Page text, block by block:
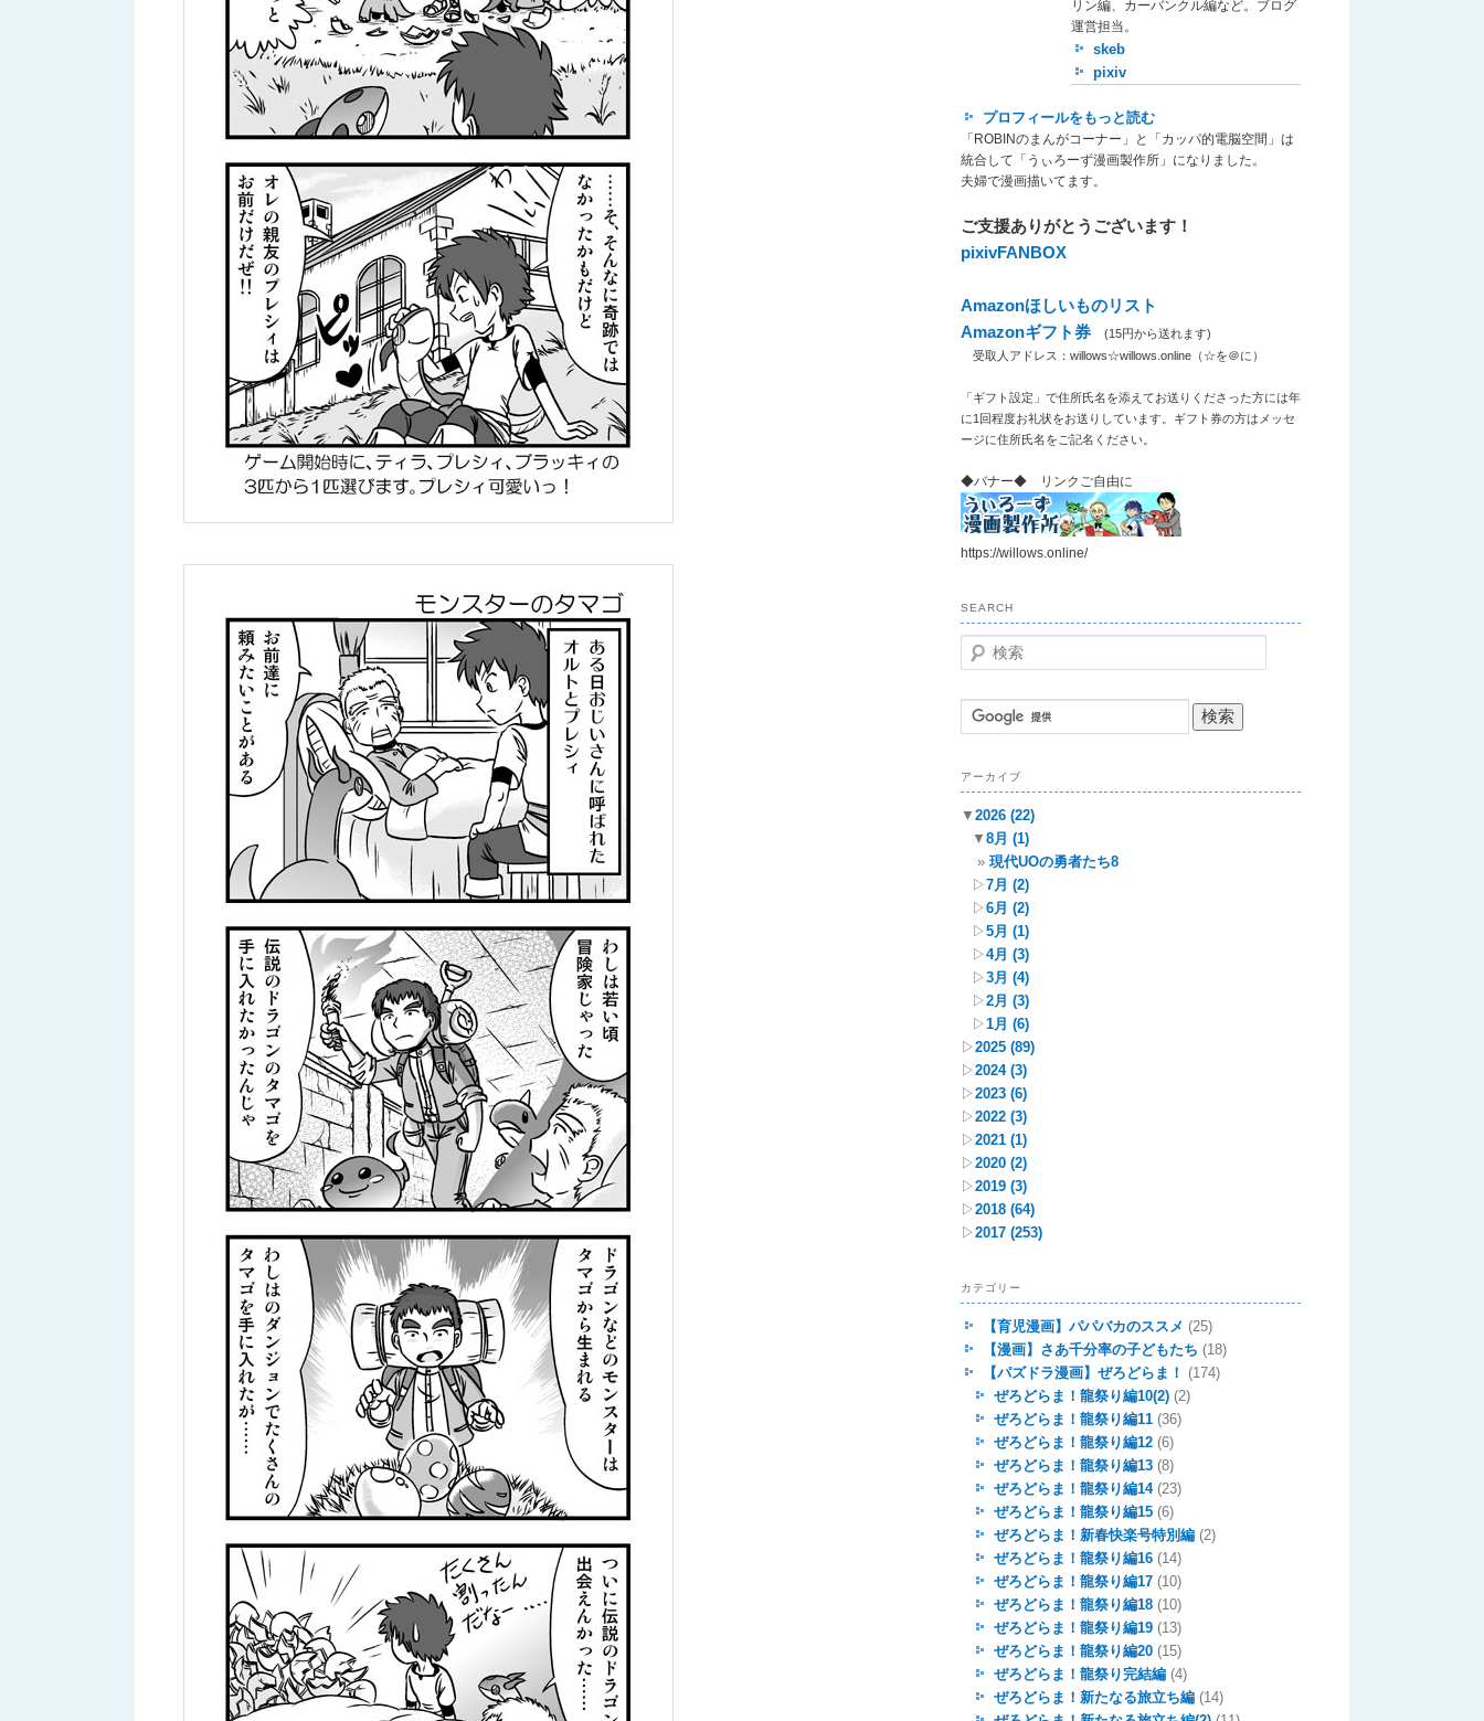
リン編、カーバンクル編など。ブログ
運営担当。
skeb
pixiv
プロフィールをもっと読む
「ROBINのまんがコーナー」と「カッパ的電脳空間」は
統合して「うぃろーず漫画製作所」になりました。
夫婦で漫画描いてます。
ご支援ありがとうございます！
pixivFANBOX
Amazonほしいものリスト
Amazonギフト券
(15円から送れます)
受取人アドレス：willows☆willows.online（☆を＠に）
「ギフト設定」で住所氏名を添えてお送りくださった方には年
に1回程度お礼状をお送りしています。ギフト券の方はメッセ
ージに住所氏名をご記名ください。
◆バナー◆ リンクご自由に
https://willows.online/
SEARCH
検
索
アーカイブ
▼ 2026 (22)
▼ 8月 (1)
現代UOの勇者たち8
▷7月 (2)
▷6月 (2)
▷5月 (1)
▷4月 (3)
▷3月 (4)
▷2月 (3)
▷1月 (6)
▷2025 (89)
▷2024 (3)
▷2023 (6)
▷2022 (3)
▷2021 (1)
▷2020 (2)
▷2019 (3)
▷2018 (64)
▷2017 (253)
カテゴリー
【育児漫画】パパバカのススメ (25)
【漫画】さあ千分率の子どもたち (18)
【パズドラ漫画】ぜろどらま！
(174)
ぜろどらま！龍祭り編10(2) (2)
ぜろどらま！龍祭り編11 (36)
ぜろどらま！龍祭り編12 (6)
ぜろどらま！龍祭り編13 (8)
ぜろどらま！龍祭り編14(23)
ぜろどらま！龍祭り編15 (6)
ぜろどらま！新春快楽号特別編 (2)
ぜろどらま！龍祭り編16 (14)
ぜろどらま！龍祭り編17 (10)
ぜろどらま！龍祭り編18 (10)
ぜろどらま！龍祭り編19 (13)
ぜろどらま！龍祭り編20 (15)
ぜろどらま！龍祭り完結編 (4)
ぜろどらま！新たなる旅立ち編 (14)